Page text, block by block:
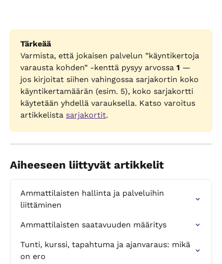
Tärkeää
Varmista, että jokaisen palvelun ”käyntikertoja
varausta kohden” -kenttä pysyy arvossa 1 —
jos kirjoitat siihen vahingossa sarjakortin koko
käyntikertamäärän (esim. 5), koko sarjakortti
käytetään yhdellä varauksella. Katso varoitus
artikkelista sarjakortit.
Aiheeseen liittyvät artikkelit
Ammattilaisten hallinta ja palveluihin
liittäminen
Ammattilaisten saatavuuden määritys
Tunti, kurssi, tapahtuma ja ajanvaraus: mikä
on ero